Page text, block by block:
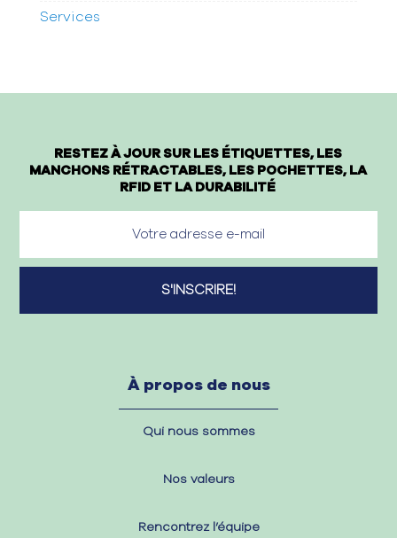
Services
RESTEZ À JOUR SUR LES ÉTIQUETTES, LES
MANCHONS RÉTRACTABLES, LES POCHETTES, LA
RFID ET LA DURABILITÉ
À propos de nous
Qui nous sommes
Nos valeurs
Rencontrez l’équipe